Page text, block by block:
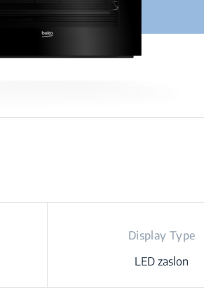
Display Type
LED zaslon